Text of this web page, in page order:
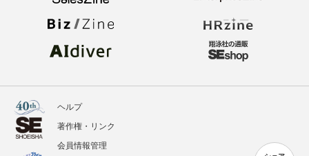
ヘルプ
著作権・リンク
会員情報管理